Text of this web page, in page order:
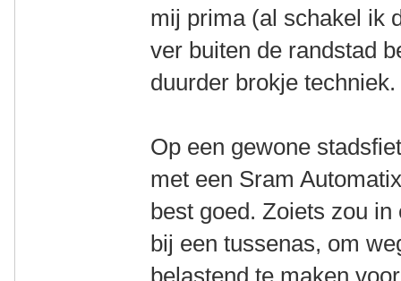
mij prima (al schakel ik
ver buiten de randstad
duurder brokje techniek.
Op een gewone
met een Sram
best goed. Zoiets zou
bij een tussenas, om
belastend te maken